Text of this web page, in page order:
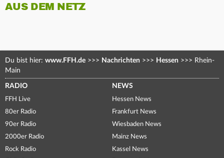
AUS DEM NETZ
Du bist hier: www.FFH.de >>> Nachrichten >>> Hessen >>> Rhein-
Main
RADIO
FFH Live
80er Radio
90er Radio
2000er Radio
Rock Radio
NEWS
Hessen News
Frankfurt News
Wiesbaden News
Mainz News
Kassel News